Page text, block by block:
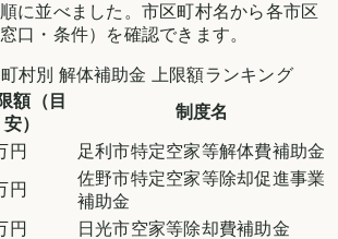
に並べました。市区町村名から各市区
口・条件）を確認できます。
村別 解体補助金 上限額ランキング
額（目
安）
制度名
円 足利市特定空家等解体費補助金
円
佐野市特定空家等除却促進事業
補助金
円 日光市空家等除却費補助金